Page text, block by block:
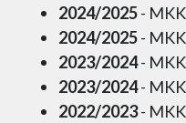
2024/2025-
2024/2025-
2023/2024-
2023/2024-
2022/2023-